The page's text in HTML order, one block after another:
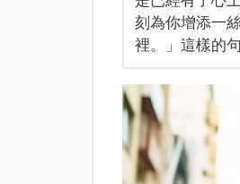
刻為你增添一
裡。」這樣的